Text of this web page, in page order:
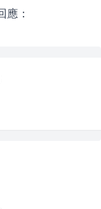
：